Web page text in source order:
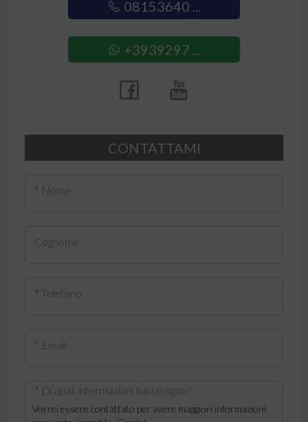
08153640 ...
+3939297 ...
CONTATTAMI
* Nome
Cognome
* Telefono
* Email
* Di quali informazioni hai bisogno?